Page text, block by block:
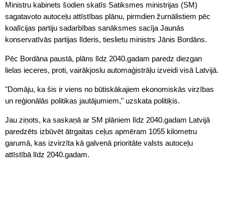
Ministru kabinets šodien skatīs Satiksmes ministrijas (SM)
sagatavoto autoceļu attīstības plānu, pirmdien žurnālistiem pēc
koalīcijas partiju sadarbības sanāksmes sacīja Jaunās
konservatīvās partijas līderis, tieslietu ministrs Jānis Bordāns.
Pēc Bordāna paustā, plāns līdz 2040.gadam paredz diezgan
lielas ieceres, proti, vairākjoslu automaģistrāļu izveidi visā Latvijā.
"Domāju, ka šis ir viens no būtiskākajiem ekonomiskās virzības
un reģionālās politikas jautājumiem," uzskata politiķis.
Jau ziņots, ka saskaņā ar SM plāniem līdz 2040.gadam Latvijā
paredzēts izbūvēt ātrgaitas ceļus apmēram 1055 kilometru
garumā, kas izvirzīta kā galvenā prioritāte valsts autoceļu
attīstībā līdz 2040.gadam.